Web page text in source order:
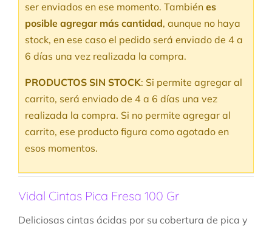
ser enviados en ese momento. También es
posible agregar más cantidad, aunque no haya
stock, en ese caso el pedido será enviado de 4 a
6 días una vez realizada la compra.
PRODUCTOS SIN STOCK: Si permite agregar al
carrito, será enviado de 4 a 6 días una vez
realizada la compra. Si no permite agregar al
carrito, ese producto figura como agotado en
esos momentos.
Vidal Cintas Pica Fresa 100 Gr
Deliciosas cintas ácidas por su cobertura de pica y